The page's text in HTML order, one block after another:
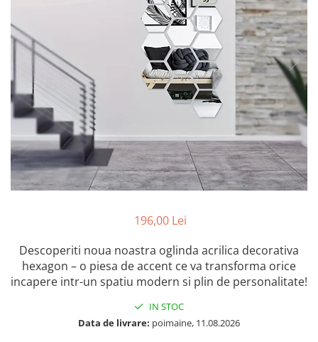
Markere Multisuprafete
196,00 Lei
Descoperiti noua noastra oglinda acrilica decorativa
hexagon – o piesa de accent ce va transforma orice
incapere intr-un spatiu modern si plin de personalitate!
IN STOC
Data de livrare: poimaine, 11.08.2026